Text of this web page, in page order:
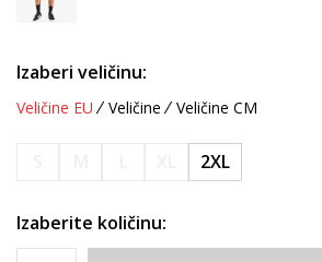
Izaberi veličinu:
Veličine EU Veličine Veličine CM
2XL
Izaberite količinu: